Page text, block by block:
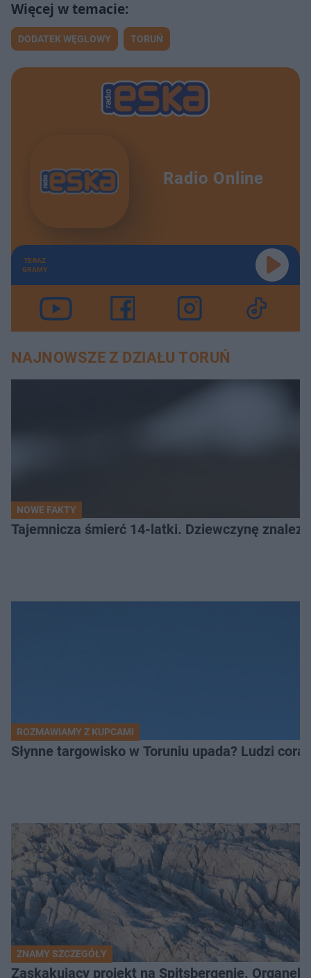
DODATEK WĘGLOWY TORUŃ
Radio Online
TERAZ
GRAMY
NAJNOWSZE Z DZIAŁU TORUŃ
NOWE FAKTY
Tajemnicza śmierć 14-latki. Dziewczynę
ROZMAWIAMY Z KUPCAMI
Słynne targowisko w Toruniu upada? Ludzi
ZNAMY SZCZEGÓŁY
Zaskakujący projekt na Spitsbergenie.